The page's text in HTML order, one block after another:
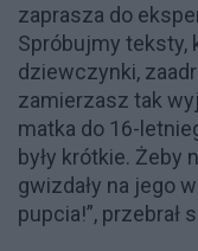
zaprasza do
Spróbujmy teksty,
dziewczynki,
zamierzasz tak
matka do 16-
były krótkie. Żeby
gwizdały na jego
pupcia!”, przebrał